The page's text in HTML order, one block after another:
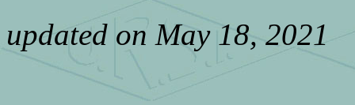
updated on May 18, 2021